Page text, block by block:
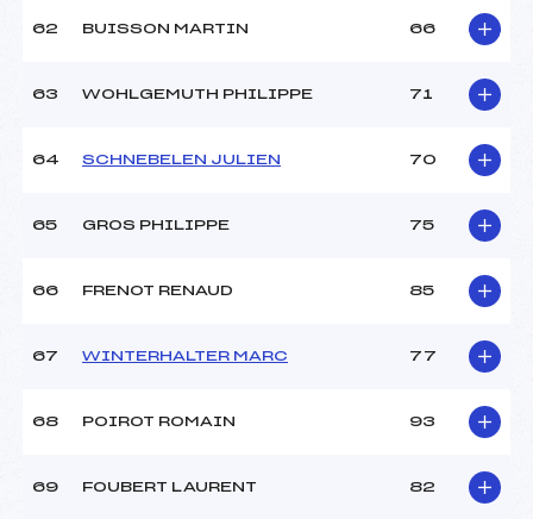
62 BUISSON MARTIN 66
63 WOHLGEMUTH PHILIPPE 71
64 SCHNEBELEN JULIEN 70
65 GROS PHILIPPE 75
66 FRENOT RENAUD 85
67 WINTERHALTER MARC 77
68 POIROT ROMAIN 93
69 FOUBERT LAURENT 82